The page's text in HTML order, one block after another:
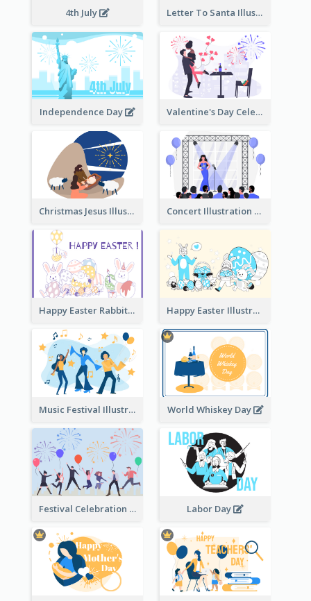
4th July Letter To Santa Illustration
Independence Day Valentine's Day Celebration
Christmas Jesus Illustration Concert Illustration
Happy Easter Rabbit Illustration Happy Easter Illustration
Music Festival Illustration World Whiskey Day
Festival Celebration Illustration Labor Day